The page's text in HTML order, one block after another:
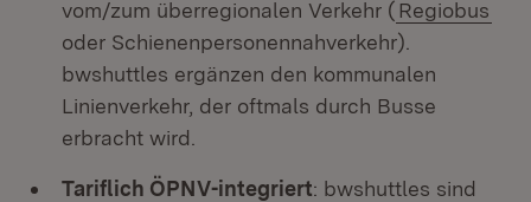
vom/zum überregionalen Verkehr (Regiobus
oder Schienenpersonennahverkehr).
bwshuttles ergänzen den kommunalen
Linienverkehr, der oftmals durch Busse
erbracht wird.
Tariflich ÖPNV-integriert: bwshuttles sind